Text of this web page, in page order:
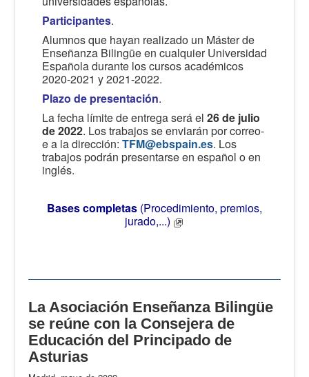
Participantes.
Alumnos que hayan realizado un Máster de
Enseñanza Bilingüe en cualquier Universidad
Española durante los cursos académicos
2020-2021 y 2021-2022.
Plazo de presentación.
La fecha límite de entrega será el 26 de julio
de 2022. Los trabajos se enviarán por correo-
e a la dirección: TFM@ebspain.es. Los
trabajos podrán presentarse en español o en
inglés.
Bases completas (Procedimiento, premios,
jurado,...)
La Asociación Enseñanza Bilingüe
se reúne con la Consejera de
Educación del Principado de
Asturias